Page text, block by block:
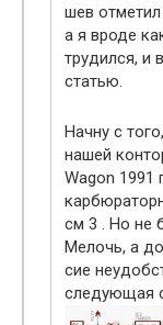
шев
а я вроде
трудился, и
статью.
Начну с
нашей
Wagon 1991
см 3 . Но не
Мелочь, а
сие
следующая